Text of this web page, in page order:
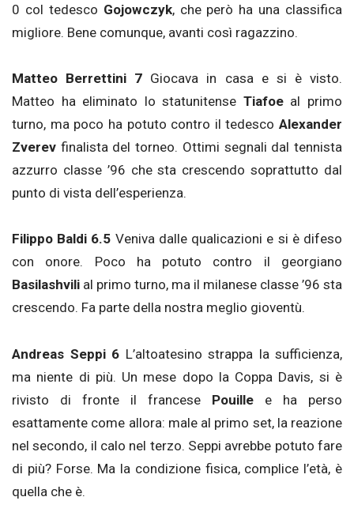
0 col tedesco Gojowczyk, che però ha una classifica
migliore. Bene comunque, avanti così ragazzino.
Matteo Berrettini 7 Giocava in casa e si è visto.
Matteo ha eliminato lo statunitense Tiafoeal primo
turno, ma poco ha potuto contro il tedesco Alexander
Zverev finalista del torneo. Ottimi segnali dal tennista
azzurro classe ’96 che sta crescendo soprattutto dal
punto di vista dell’esperienza.
Filippo Baldi 6.5 Veniva dalle qualicazioni e si è difeso
con onore. Poco ha potuto contro il georgiano
Basilashvili al primo turno, ma il milanese classe ’96 sta
crescendo. Fa parte della nostra meglio gioventù.
Andreas Seppi 6 L’altoatesino strappa la sufficienza,
ma niente di più. Un mese dopo la Coppa Davis, si è
rivisto di fronte il francese Pouille e ha perso
esattamente come allora: male al primo set, la reazione
nel secondo, il calo nel terzo. Seppi avrebbe potuto fare
di più? Forse. Ma la condizione fisica, complice l’età, è
quella che è.